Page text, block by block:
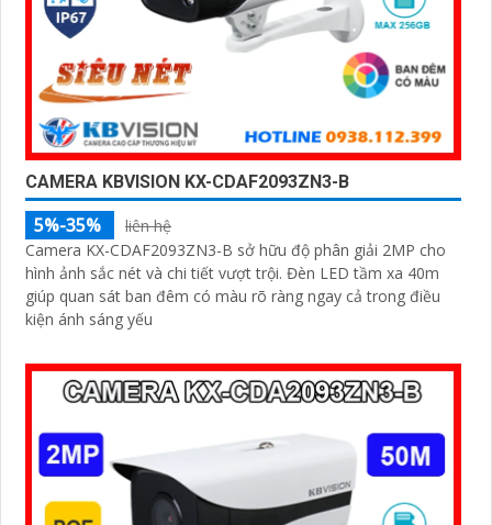
CAMERA KBVISION KX-CDAF2093ZN3-B
5%-35%
liên hệ
Camera KX-CDAF2093ZN3-B sở hữu độ phân giải 2MP cho
hình ảnh sắc nét và chi tiết vượt trội. Đèn LED tầm xa 40m
giúp quan sát ban đêm có màu rõ ràng ngay cả trong điều
kiện ánh sáng yếu